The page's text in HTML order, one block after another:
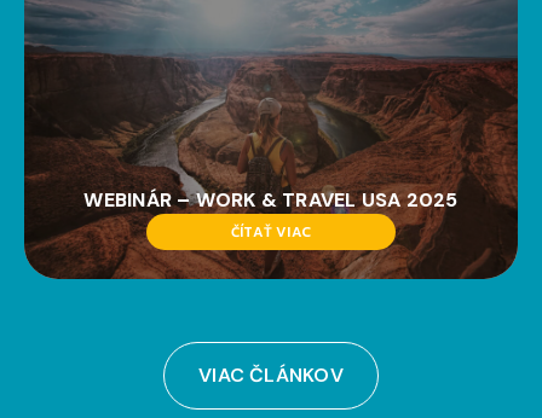
WEBINÁR – WORK & TRAVEL USA 2025
ČÍTAŤ VIAC
VIAC ČLÁNKOV